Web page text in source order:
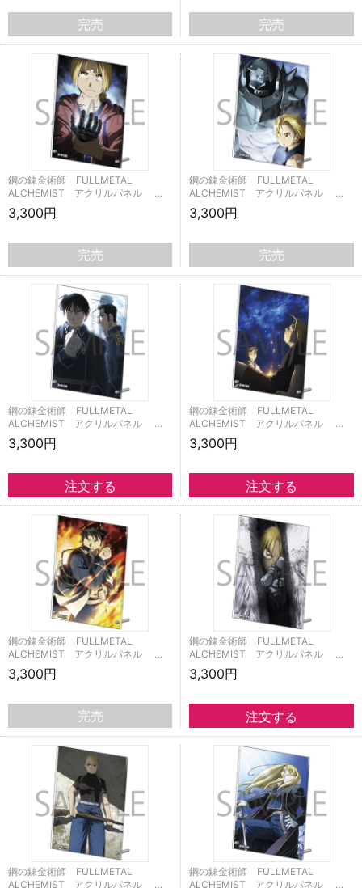
完売 完売
鋼の錬金術師 FULLMETAL
ALCHEMIST アクリルパネル …
3,300円
完売
鋼の錬金術師 FULLMETAL
ALCHEMIST アクリルパネル …
3,300円
完売
鋼の錬金術師 FULLMETAL
ALCHEMIST アクリルパネル …
3,300円
鋼の錬金術師 FULLMETAL
ALCHEMIST アクリルパネル …
3,300円
鋼の錬金術師 FULLMETAL
ALCHEMIST アクリルパネル …
3,300円
完売
鋼の錬金術師 FULLMETAL
ALCHEMIST アクリルパネル …
3,300円
鋼の錬金術師 FULLMETAL
ALCHEMIST アクリルパネル …
鋼の錬金術師 FULLMETAL
ALCHEMIST アクリルパネル …